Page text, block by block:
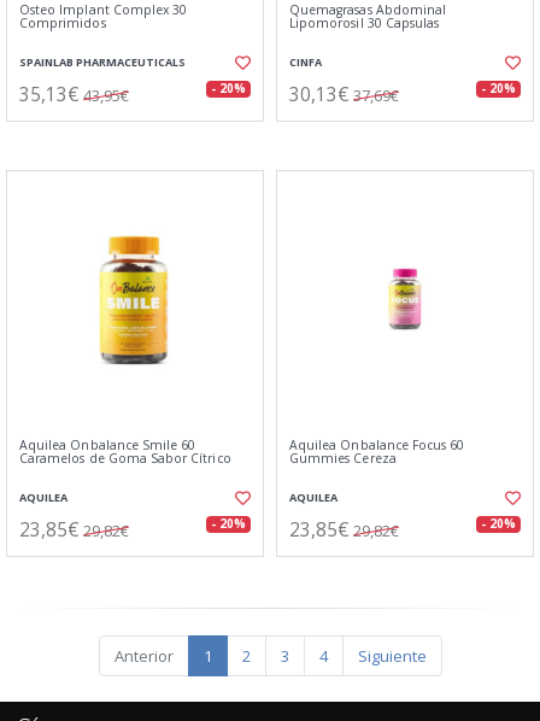
Osteo Implant Complex 30
Comprimidos
SPAINLAB PHARMACEUTICALS
35,13€ 43,95€ - 20%
Quemagrasas Abdominal
Lipomorosil 30 Capsulas
CINFA
30,13€ 37,69€ - 20%
Aquilea Onbalance Smile 60
Caramelos de Goma Sabor Cítrico
AQUILEA
23,85€ 29,82€ - 20%
Aquilea Onbalance Focus 60
Gummies Cereza
AQUILEA
23,85€ 29,82€ - 20%
Anterior 1 2 3 4 Siguiente